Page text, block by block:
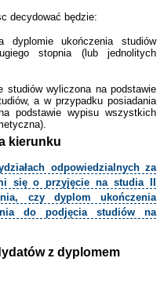
decydować będzie:
ukończenia studiów
stopnia (lub jednolitych
studiów wyliczona na podstawie
a w przypadku posiadania
podstawie wypisu wszystkich
kierunku
odpowiedzialnych za
się o przyjęcie na studia II
czy dyplom ukończenia
do podjęcia studiów na
z dyplomem